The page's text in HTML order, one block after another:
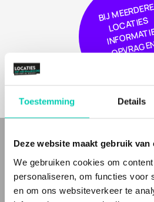
Toestemming Details
Deze website maakt gebruik van
We gebruiken cookies om
personaliseren, om functies voor
en om ons websiteverkeer te
BIJ
MEER
DERE
L
O
CA
TIE
S
I
NF
OR
MA
OPVRA
GE
Bij Locaties met Meerwaarde(n) vind je
eventlocaties enbijzondereen